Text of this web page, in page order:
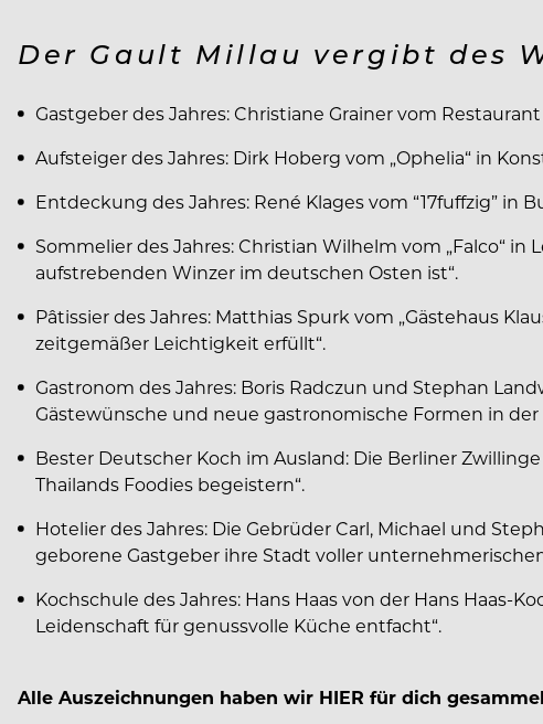
Der Gault Millau vergibt des
Gastgeber des Jahres: Christiane Grainer vom
Aufsteiger des Jahres: Dirk Hoberg vom „Ophelia“ in
Entdeckung des Jahres: René Klages vom “17fuffzig” in
Sommelier des Jahres: Christian Wilhelm vom „Falco“
aufstrebenden Winzer im deutschen Osten ist“.
Pâtissier des Jahres: Matthias Spurk vom „Gästehaus
zeitgemäßer Leichtigkeit erfüllt“.
Gastronom des Jahres: Boris Radczun und Stephan
Gästewünsche und neue gastronomische Formen in
Bester Deutscher Koch im Ausland: Die Berliner
Thailands Foodies begeistern“.
Hotelier des Jahres: Die Gebrüder Carl, Michael und
geborene Gastgeber ihre Stadt voller
Kochschule des Jahres: Hans Haas von der Hans
Leidenschaft für genussvolle Küche entfacht“.
Alle Auszeichnungen haben wir HIER für dich